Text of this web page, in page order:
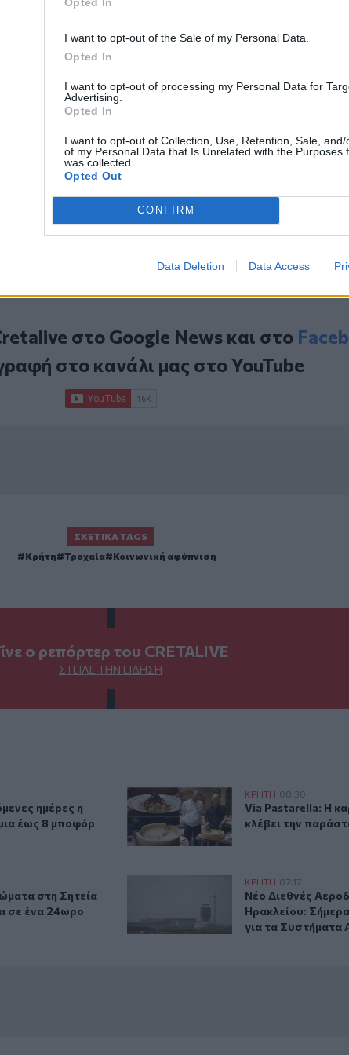
I want to opt-out of the Sale of my Personal Data.
Opted In
I want to opt-out of processing my Personal Data for
Advertising.
Opted In
I want to opt-out of Collection, Use, Retention, Sale, and/
of my Personal Data that Is Unrelated with the Purposes
was collected.
Opted Out
CONFIRM
Data Deletion Data Access
της Πολιτείας).
κάθε ηλικίας αφήνουν την τελευταία τους πνοή
χάνουν τα παιδιά τους ή τα παιδιά τους γονείς, όταν
σύντροφο ή οι φίλοι τον φίλο τους – σαφώς – δεν
και η ευθύνη βαραίνει τους πάντες. Ας μην περιμένουμε
Ας μην περιμένουμε να φτάσει στο τέλος του
Νεκρός ηλικιωμένος μετά από τροχαίο
θερμά τον Χρήστο Λεοντή
έλεγχος από δύτες για πιθανό αγνοούμενο
στο Google Newsκαι στο
στο κανάλι μας στοYouTube
ΣΧΕΤΙΚΆ TAGS
Κρήτη
Τροχαία Κοινωνική αφύπνιση
ο ρεπόρτερ του CRETALIVE
ΣΤΕΊΛΕ ΤΗΝ ΕΊΔΗΣΗ
η Κρήτη και μελτέμια έως 8 μποφόρ
ημέρες η Κρήτη και μελτέμια έως 8 μποφόρ
ημέρες η
έως 8 μποφόρ
Via Pastarella: Η καρμπονάρα που
ΚΡΗΤΗ 08:30
Via Pastarella: Η
Via Pastarella: Η
κλέβει την
- Η δεύτερη μέσα σε ένα 24ωρο
στη Σητεία - Η δεύτερη μέσα σε ένα 24ωρο
στη Σητεία
σε ένα 24ωρο
Νέο Διεθνές Αεροδρόμιο Ηρακλείου:
ΚΡΗΤΗ 07:17
Νέο Διεθνές
Νέο Διεθνές
Ηρακλείου:
για τα Συστήματα